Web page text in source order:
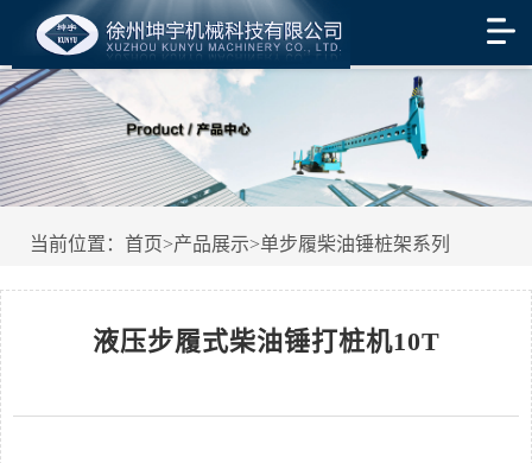
当前位置： 首页>产品展示>单步履柴油锤桩架系列
液压步履式柴油锤打桩机10T